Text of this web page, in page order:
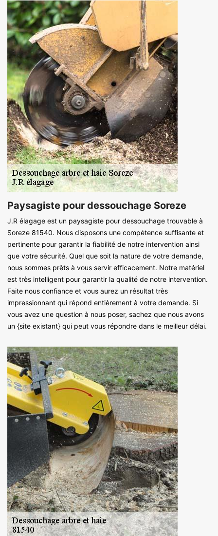
Paysagiste pour dessouchage Soreze
J.R élagage est un paysagiste pour dessouchage trouvable à
Soreze 81540. Nous disposons une compétence suffisante et
pertinente pour garantir la fiabilité de notre intervention ainsi
que votre sécurité. Quel que soit la nature de votre demande,
nous sommes prêts à vous servir efficacement. Notre matériel
est très intelligent pour garantir la qualité de notre intervention.
Faite nous confiance et vous aurez un résultat très
impressionnant qui répond entièrement à votre demande. Si
vous avez une question à nous poser, sachez que nous avons
un {site existant} qui peut vous répondre dans le meilleur délai.